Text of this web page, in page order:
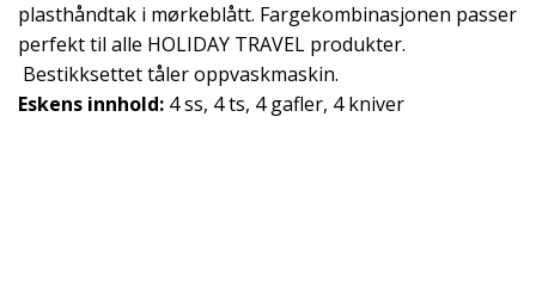
plasthåndtak i mørkeblått. Fargekombinasjonen passer
perfekt til alle HOLIDAY TRAVEL produkter.
Bestikksettet tåler oppvaskmaskin.
Eskens innhold: 4 ss, 4 ts, 4 gafler, 4 kniver